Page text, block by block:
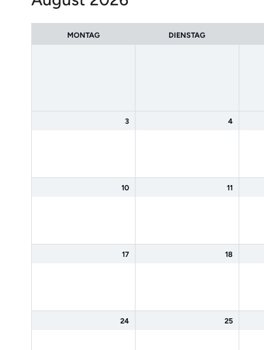
MONTAG DIENSTAG
3 4
10 11
17 18
24 25